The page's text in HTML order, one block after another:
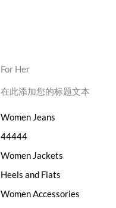
For Her
在此添加您的标题文本
Women Jeans
44444
Women Jackets
Heels and Flats
Women Accessories